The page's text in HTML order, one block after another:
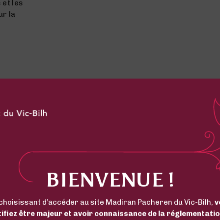
et les
la
TO THE
BIENVENUE !
d’accéder au site Madiran Pacheren du Vic-Bilh,
être majeur et avoir connaissance de la